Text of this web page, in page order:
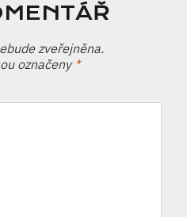
zveřejněna.
označeny *